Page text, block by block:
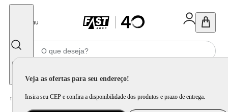
Menu
Veja as ofertas para seu endereço!
Insira seu CEP e confira a disponibilidade dos produtos e prazo de entrega.
Home Utilidade Doméstica Cozinha / Chá e Café